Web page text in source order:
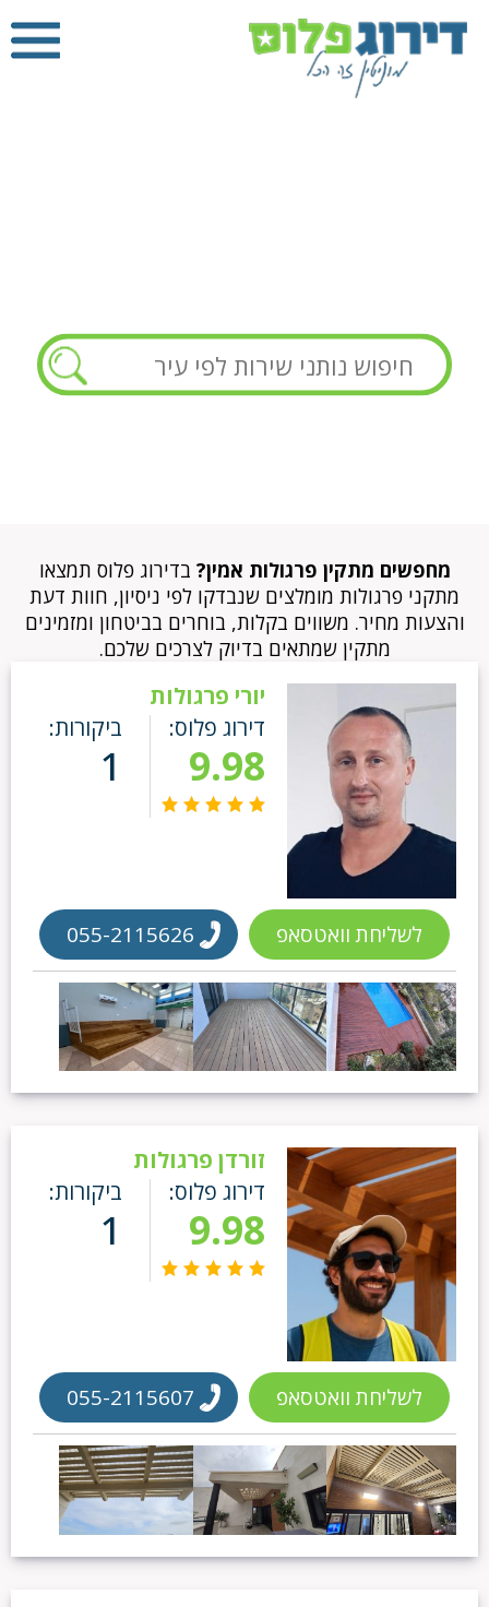
מחפשים מתקין פרגולות אמין? בדירוג פלוס תמצאו
מתקני פרגולות מומלצים שנבדקו לפי ניסיון, חוות דעת
והצעות מחיר. משווים בקלות, בוחרים בביטחון ומזמינים
מתקין שמתאים בדיוק לצרכים שלכם.
יורי פרגולות
דירוג פלוס:
9.98
ביקורות:
1
לשליחת וואטסאפ 055-2115626
זורדן פרגולות
דירוג פלוס:
9.98
ביקורות:
1
לשליחת וואטסאפ 055-2115607